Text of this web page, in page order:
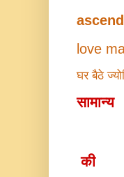
love
घर बैठे
सामान्य
की